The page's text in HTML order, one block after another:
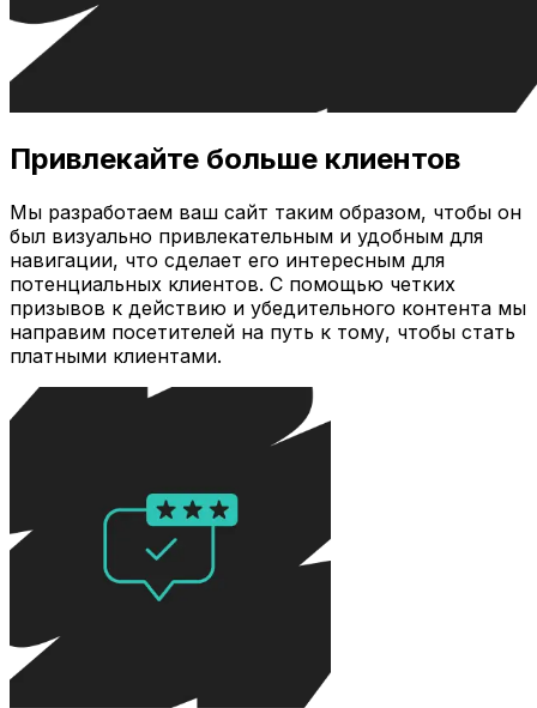
Привлекайте больше клиентов
Мы разработаем ваш сайт таким образом, чтобы он
был визуально привлекательным и удобным для
навигации, что сделает его интересным для
потенциальных клиентов. С помощью четких
призывов к действию и убедительного контента мы
направим посетителей на путь к тому, чтобы стать
платными клиентами.